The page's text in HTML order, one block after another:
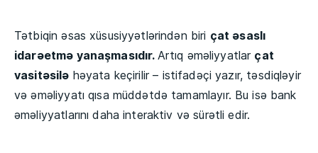
Tətbiqin əsas xüsusiyyətlərindən biri çat əsaslı
idarəetmə yanaşmasıdır. Artıq əməliyyatlar çat
vasitəsilə həyata keçirilir – istifadəçi yazır, təsdiqləyir
və əməliyyatı qısa müddətdə tamamlayır. Bu isə bank
əməliyyatlarını daha interaktiv və sürətli edir.